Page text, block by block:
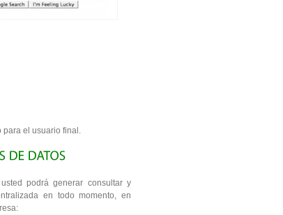
para el usuario final.
podrá generar consultar y
en todo momento, en